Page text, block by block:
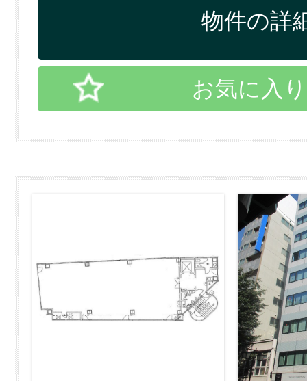
物件の詳
お気に入